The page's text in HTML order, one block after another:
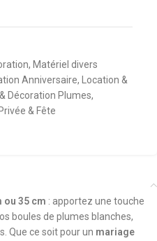
, Matériel divers
Anniversaire,
Location &
& Décoration Plumes,
& Fête
ou 35 cm : apportez une touche
boules de plumes blanches,
Que ce soit pour un mariage